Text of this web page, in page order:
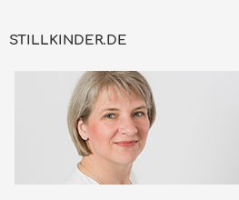
STILLKINDER.DE